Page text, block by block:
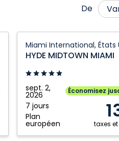
De
Miami International, États
HYDE MIDTOWN MIAMI
sept. 2,
2026
7 jours
Plan
européen
Économisez
taxes
MIDTOWN
MIAMI:
Miami
International,
États
Unis